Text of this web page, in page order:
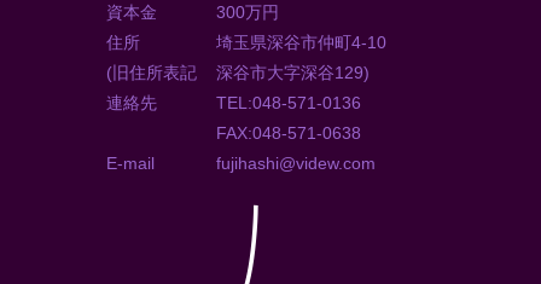
資本金
300万円
住所
埼玉県深谷市仲町4-10
(旧住所表記
深谷市大字深谷129)
連絡先
TEL:048-571-0136
FAX:048-571-0638
E-mail
fujihashi@videw.com